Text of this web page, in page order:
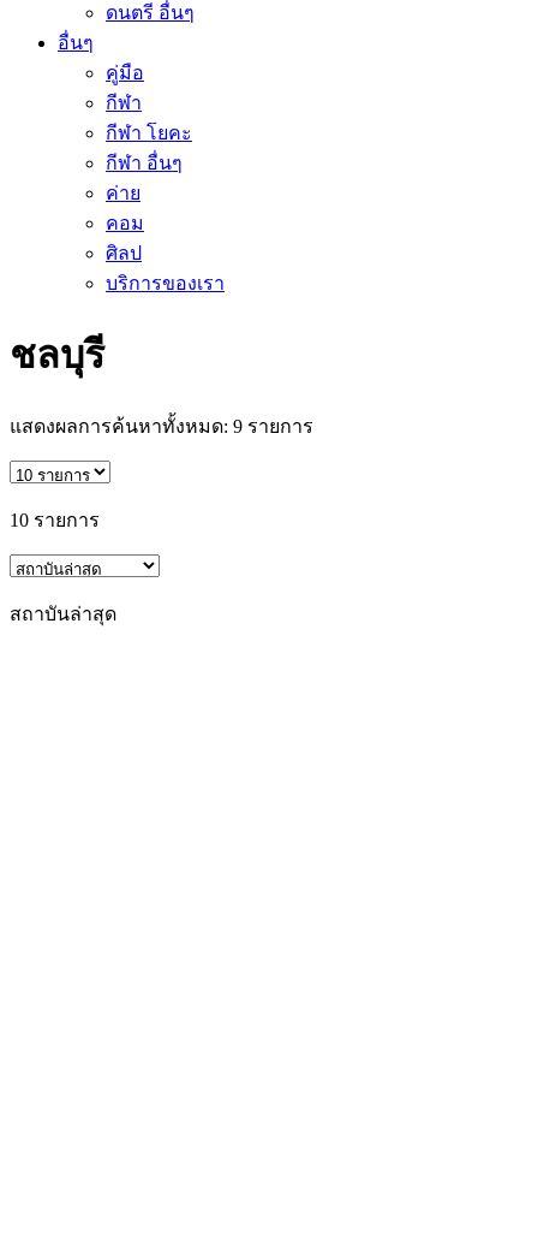
ดนตรี อื่นๆ
อื่นๆ
คู่มือ
กีฬา
กีฬา โยคะ
กีฬา อื่นๆ
ค่าย
คอม
ศิลป
บริการของเรา
ชลบุรี
แสดงผลการค้นหาทั้งหมด: 9 รายการ
10 รายการ
สถาบันล่าสุด